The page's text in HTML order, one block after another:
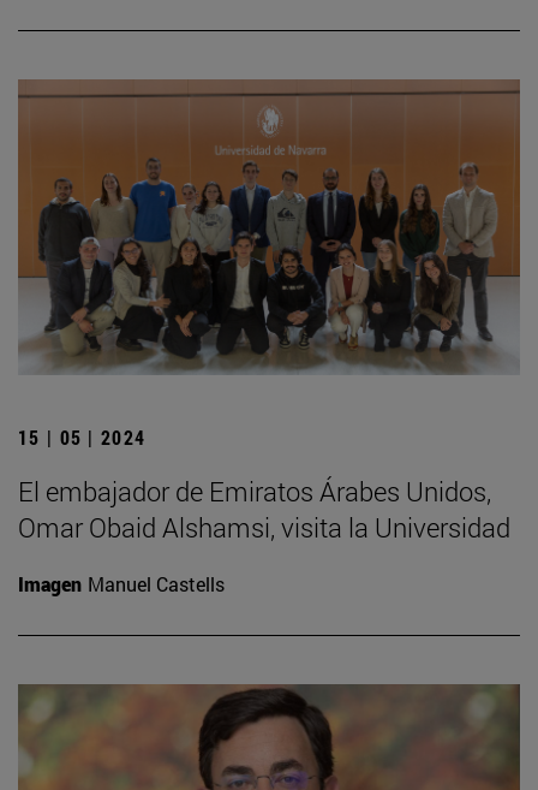
15 | 05 | 2024
El embajador de Emiratos Árabes Unidos,
Omar Obaid Alshamsi, visita la Universidad
Imagen Manuel Castells